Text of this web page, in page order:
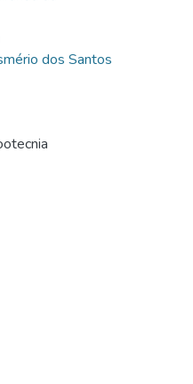
dos Santos